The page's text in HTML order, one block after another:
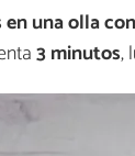
en una olla
3 minutos,